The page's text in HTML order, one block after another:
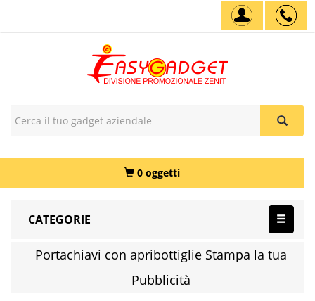
0 oggetti
CATEGORIE
Portachiavi con apribottiglie Stampa la tua
Pubblicità